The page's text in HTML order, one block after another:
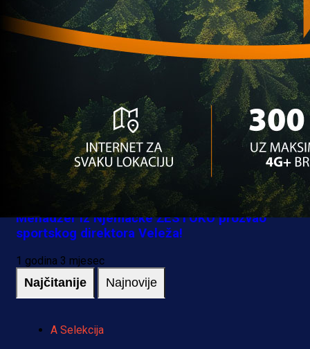
1 godina 3 mjesec
Premijer liga BiH
Menadžer iz Njemačke ŽESTOKO prozvao
sportskog direktora Veleža!
1 godina 3 mjesec
Najčitanije Najnovije
A Selekcija